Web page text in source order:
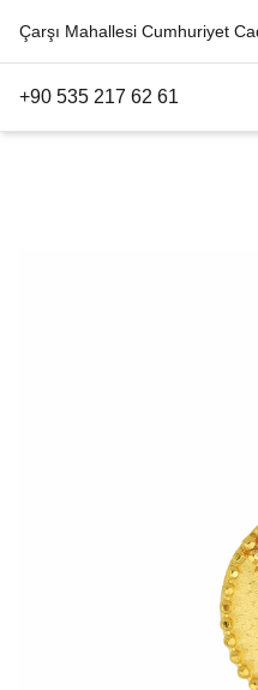
Çarşı Mahallesi Cumhuriyet
+90 535 217 62 61